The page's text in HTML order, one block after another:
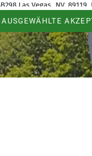
Las Vegas, NV, 89119,
tawk speichert für die
Daten nicht, um diese
des Auftrags
Informationen zu
des
AUSGEWÄHLTE